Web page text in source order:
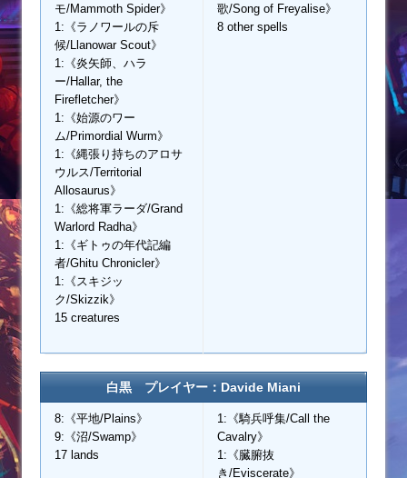
モ/Mammoth Spider》
1:《ラノワールの斥
候/Llanowar Scout》
1:《炎矢師、ハラ
ー/Hallar, the
Firefletcher》
1:《始源のワー
ム/Primordial Wurm》
1:《縄張り持ちのアロサ
ウルス/Territorial
Allosaurus》
1:《総将軍ラーダ/Grand
Warlord Radha》
1:《ギトゥの年代記編
者/Ghitu Chronicler》
1:《スキジッ
ク/Skizzik》
15 creatures
歌/Song of Freyalise》
8 other spells
白黒 プレイヤー：Davide Miani
8:《平地/Plains》
9:《沼/Swamp》
17 lands
1:《騎兵呼集/Call the
Cavalry》
1:《臓腑抜
き/Eviscerate》